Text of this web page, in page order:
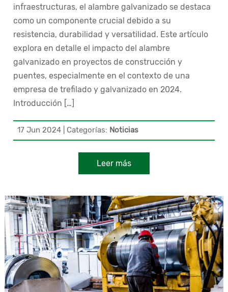
infraestructuras, el alambre galvanizado se destaca
como un componente crucial debido a su
resistencia, durabilidad y versatilidad. Este artículo
explora en detalle el impacto del alambre
galvanizado en proyectos de construcción y
puentes, especialmente en el contexto de una
empresa de trefilado y galvanizado en 2024.
Introducción […]
17 Jun 2024| Categorías: Noticias
Leer más